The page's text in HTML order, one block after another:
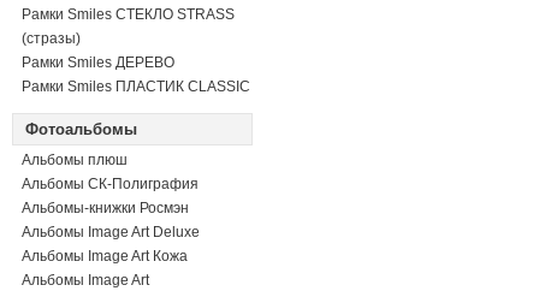
Рамки Smiles СТЕКЛО STRASS
(стразы)
Рамки Smiles ДЕРЕВО
Рамки Smiles ПЛАСТИК CLASSIC
Фотоальбомы
Альбомы плюш
Альбомы СК-Полиграфия
Альбомы-книжки Росмэн
Альбомы Image Art Deluxe
Альбомы Image Art Кожа
Альбомы Image Art